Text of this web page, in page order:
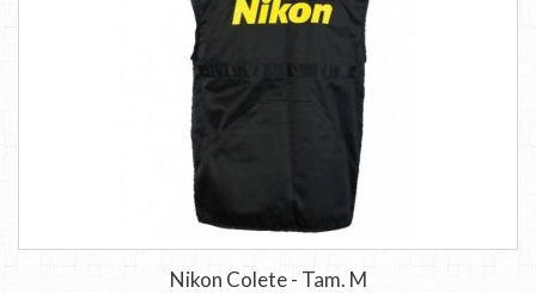
Nikon Colete - Tam. M